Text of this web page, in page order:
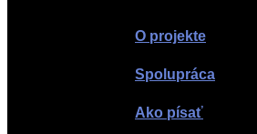
O projekte
Spolupráca
Ako písať